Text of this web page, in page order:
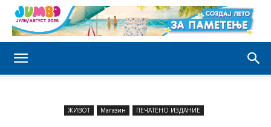
ЖИВОТ Магазин ПЕЧАТЕНО ИЗДАНИЕ